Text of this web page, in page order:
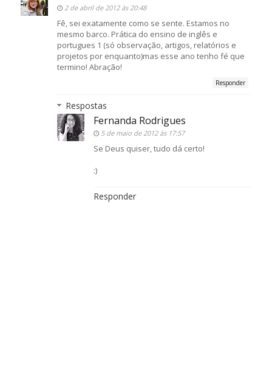
2 de abril de 2012 às 20:48
Fê, sei exatamente como se sente. Estamos no
mesmo barco. Prática do ensino de inglês e
portugues 1 (só observação, artigos, relatórios e
projetos por enquanto)mas esse ano tenho fé que
termino! Abração!
Responder
Respostas
Fernanda Rodrigues
5 de maio de 2012 às 17:57
Se Deus quiser, tudo dá certo!
:)
Responder